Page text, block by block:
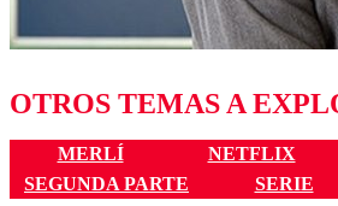
OTROS TEMAS A
MERLÍ NETFLIX
SEGUNDA PARTE
SERIE